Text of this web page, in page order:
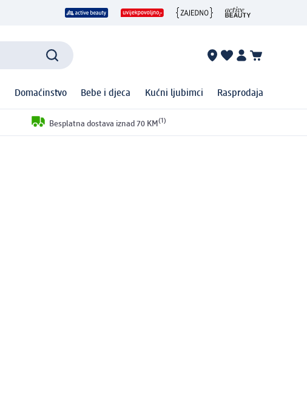
Domaćinstvo Bebe i djeca Kućni ljubimci Rasprodaja
Besplatna dostava iznad 70 KM (1)